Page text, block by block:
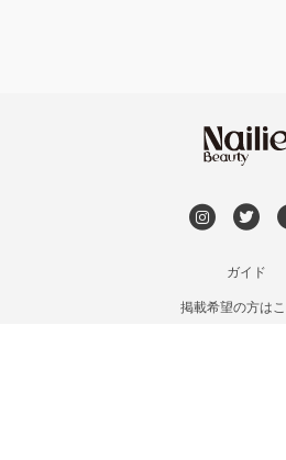
ガイド
掲載希望の方は